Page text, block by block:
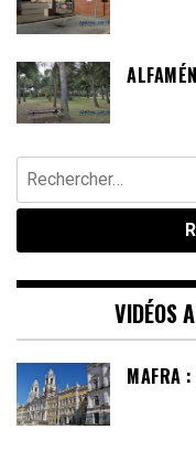
Rechercher :
VIDÉOS
MAFRA